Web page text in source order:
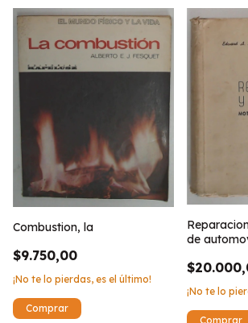
Combustion, la
$9.750,00
¡No te lo pierdas, es el último!
de
¡No te lo